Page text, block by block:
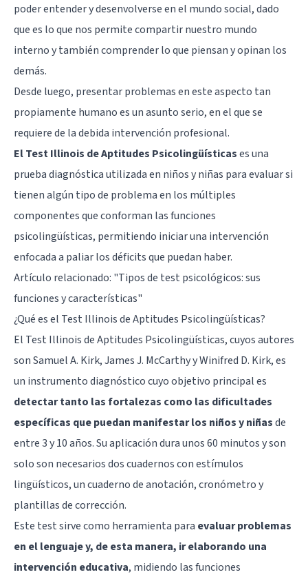
poder entender y desenvolverse en el mundo social, dado
que es lo que nos permite compartir nuestro mundo
interno y también comprender lo que piensan y opinan los
demás.
Desde luego, presentar problemas en este aspecto tan
propiamente humano es un asunto serio, en el que se
requiere de la debida intervención profesional.
El Test Illinois de Aptitudes Psicolingüísticases una
prueba diagnóstica utilizada en niños y niñas para evaluar si
tienen algún tipo de problema en los múltiples
componentes que conforman las funciones
psicolingüísticas, permitiendo iniciar una intervención
enfocada a paliar los déficits que puedan haber.
Artículo relacionado: "Tipos de test psicológicos: sus
funciones y características"
¿Qué es el Test Illinois de Aptitudes Psicolingüísticas?
El Test Illinois de Aptitudes Psicolingüísticas, cuyos autores
son Samuel A. Kirk, James J. McCarthy y Winifred D. Kirk, es
un instrumento diagnóstico cuyo objetivo principal es
detectar tanto las fortalezas como las dificultades
específicas que puedan manifestar los niños y niñasde
entre 3 y 10 años. Su aplicación dura unos 60 minutos y son
solo son necesarios dos cuadernos con estímulos
lingüísticos, un cuaderno de anotación, cronómetro y
plantillas de corrección.
Este test sirve como herramienta para evaluar problemas
en el lenguaje y, de esta manera, ir elaborando una
intervención educativa, midiendo las funciones